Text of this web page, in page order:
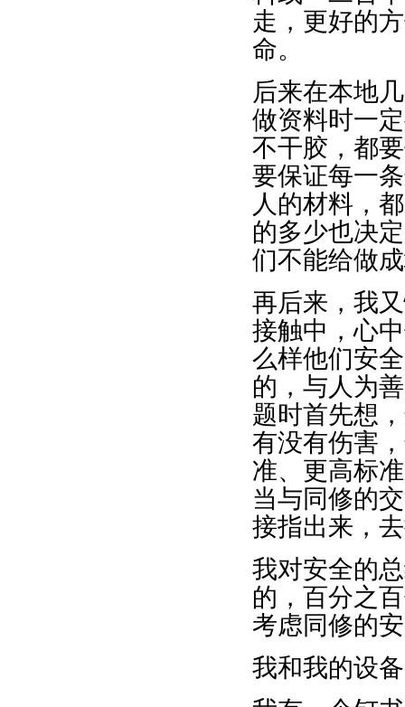
走，更好的
命。
后来在本地
做资料时一
不干胶，都
要保证每一
人的材料，
的多少也决
们不能给做
再后来，我
接触中，心
么样他们安
的，与人为
题时首先想
有没有伤害
准、更高标
当与同修的
接指出来，
我对安全的
的，百分之
考虑同修的
我和我的设备